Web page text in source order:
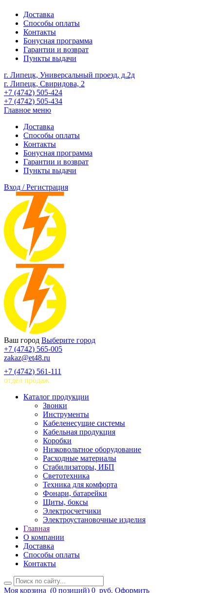
Доставка
Способы оплаты
Контакты
Бонусная программа
Гарантии и возврат
Пункты выдачи
г. Липецк, Универсальный проезд, д.2д
г. Липецк, Свиридова, 2
+7 (4742) 505-424
+7 (4742) 505-434
Главное меню
Доставка
Способы оплаты
Контакты
Бонусная программа
Гарантии и возврат
Пункты выдачи
Вход / Регистрация
Ваш город Выберите город
+7 (4742) 565-005
zakaz@et48.ru
+7 (4742) 561-111
отдел продаж
Каталог продукции
Звонки
Инструменты
Кабеленесущие системы
Кабельная продукция
Коробки
Низковольтное оборудование
Расходные материалы
Стабилизаторы, ИБП
Светотехника
Техника для комфорта
Фонари, батарейки
Щиты, боксы
Электросчетчики
Электроустановочные изделия
Главная
О компании
Доставка
Способы оплаты
Контакты
Моя корзина (0 позиций) 0 руб. Оформить